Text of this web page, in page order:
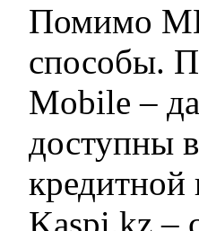
Помимо
способы.
Mobile –
доступны
Kaspi.kz –